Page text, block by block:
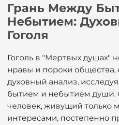
Грань Между
Небытием:
Гоголя
Гоголь в "Мертвых душах"
нравы и пороки общества,
духовный анализ,
бытием и небытием души.
человек, живущий только
интересами, постепенно